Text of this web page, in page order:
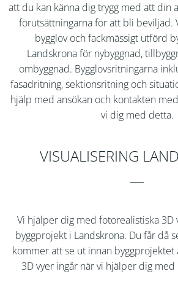
att du kan känna dig trygg med att din
förutsättningarna för att bli beviljad.
bygglov och fackmässigt utförd
Landskronaför nybyggnad,
ombyggnad. Bygglovsritningarna
fasadritning, sektionsritning och
hjälp med ansökan och kontakten
vi dig med detta.
VISUALISERING
Vi hjälper dig med fotorealistiska 3D
byggprojekt i Landskrona. Du får då
kommer att se ut innan byggprojektet
3D vyer ingår när vi hjälper dig med